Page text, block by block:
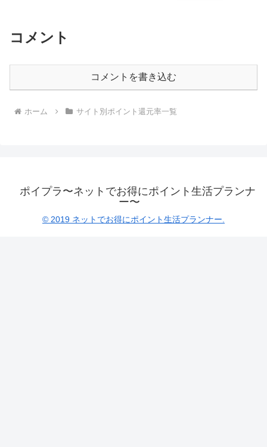
コメント
コメントを書き込む
ホーム サイト別ポイント還元率一覧
ポイプラ〜ネットでお得にポイント生活プランナ
ー〜
© 2019 ネットでお得にポイント生活プランナー.